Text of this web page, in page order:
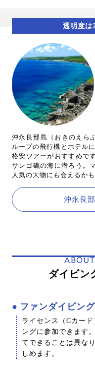
透明度は
沖永良部島（おきのえら
ループの飛行機とホテル
格安ツアーがおすすめで
サンゴ礁の海に潜ろう。
人気の大物にも会えるかも
沖永良
ダイビン
ファンダイビング
ライセンス（Cカー
ングに参加できます
てできることは異な
しめます。